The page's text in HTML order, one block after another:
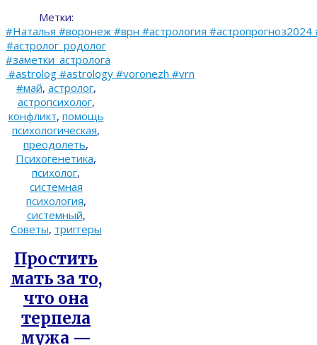
Метки:
#Наталья #воронеж #врн #астрология #астропрогноз2024
#астролог_родолог
#заметки_астролога
#astrolog #astrology #voronezh #vrn
#май, астролог,
астропсихолог,
конфликт, помощь
психологическая,
преодолеть,
Психогенетика,
психолог,
системная
психология,
системный,
Советы, триггеры
Простить
мать за то,
что она
терпела
мужа —